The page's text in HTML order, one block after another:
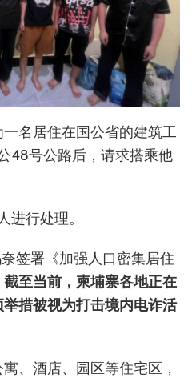
名居住在国公省的建筑工
48号公路后，请求搭乘他
进行处理。
签署《加强人口密集居住
截至当前，柬埔寨各地正在
措被视为打击境内电诈活
、酒店、园区等住宅区，